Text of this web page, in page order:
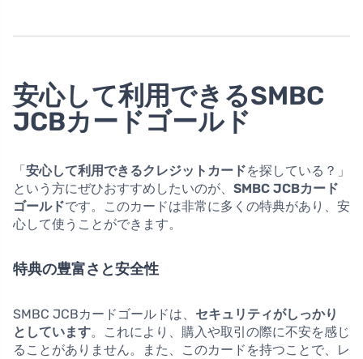
安心して利用できるSMBC
JCBカードゴールド
「 安心して利用できるクレジットカードを探している？」
という方にぜひおすすめしたいのが、 SMBC JCBカード
ゴールドです。このカードは非常に多くの特典があり、安
心して使うことができます。
特典の豊富さと安全性
SMBC JCBカードゴールドは、 セキュリティがしっかり
としています。これにより、購入や取引の際に不安を感じ
ることがありません。また、このカードを持つことで、レ